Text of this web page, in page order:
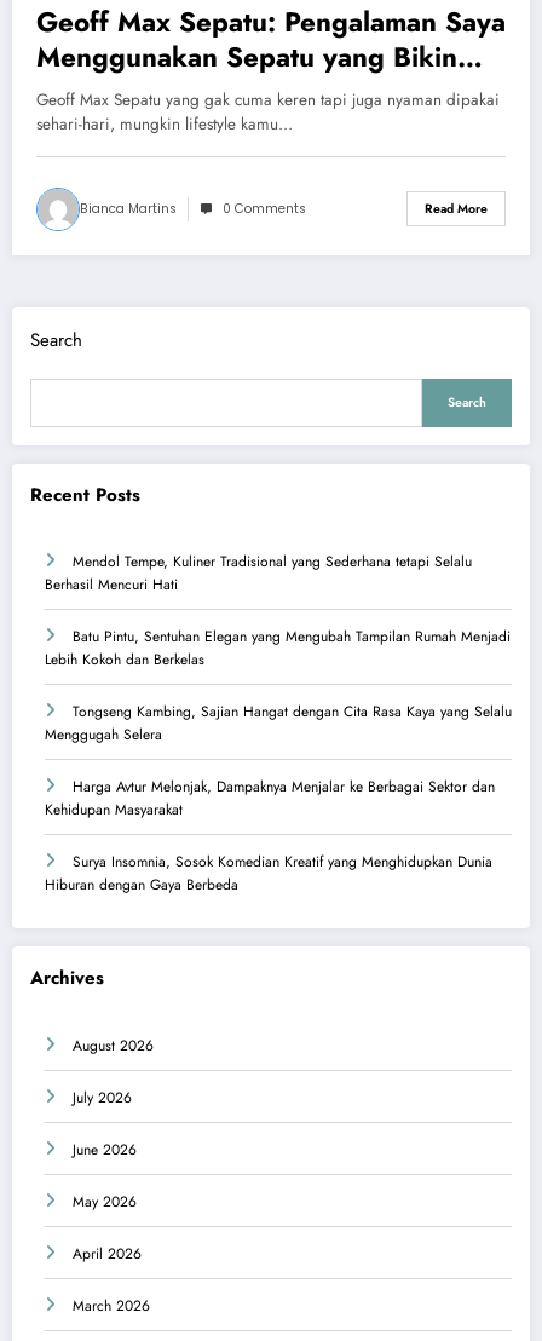
Geoff Max Sepatu: Pengalaman Saya
Menggunakan Sepatu yang Bikin
Percaya Diri dan Nyaman Sepanjang
Hari
Geoff Max Sepatu yang gak cuma keren tapi juga nyaman dipakai
sehari-hari, mungkin lifestyle kamu…
Bianca Martins 0 Comments Read More
Search
Search
Recent Posts
Mendol Tempe, Kuliner Tradisional yang Sederhana tetapi Selalu
Berhasil Mencuri Hati
Batu Pintu, Sentuhan Elegan yang Mengubah Tampilan Rumah Menjadi
Lebih Kokoh dan Berkelas
Tongseng Kambing, Sajian Hangat dengan Cita Rasa Kaya yang Selalu
Menggugah Selera
Harga Avtur Melonjak, Dampaknya Menjalar ke Berbagai Sektor dan
Kehidupan Masyarakat
Surya Insomnia, Sosok Komedian Kreatif yang Menghidupkan Dunia
Hiburan dengan Gaya Berbeda
Archives
August 2026
July 2026
June 2026
May 2026
April 2026
March 2026